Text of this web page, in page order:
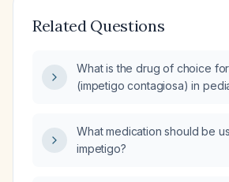
Related Questions
What is the drug of choice
(impetigo contagiosa) in
What medication should be
impetigo?